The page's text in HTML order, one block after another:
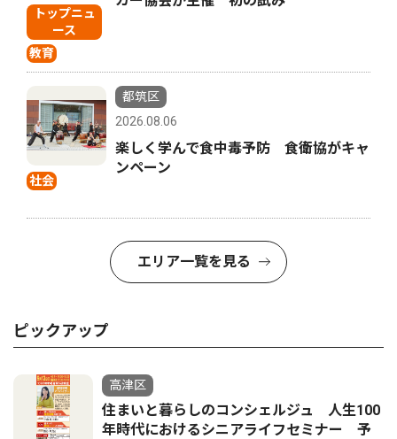
トップニュ
ース
教育
社会
都筑区
2026.08.06
楽しく学んで食中毒予防 食衛協がキャ
ンペーン
エリア一覧を見る
ピックアップ
高津区
住まいと暮らしのコンシェルジュ 人生100
年時代におけるシニアライフセミナー 予